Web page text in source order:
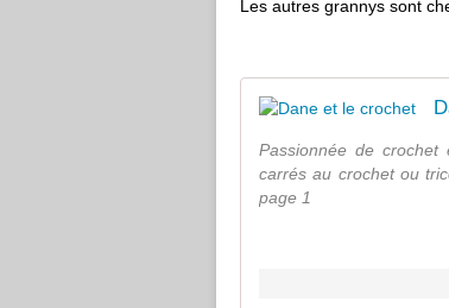
Les autres grannys sont
Passionnée de
carrés au crochet ou
page 1